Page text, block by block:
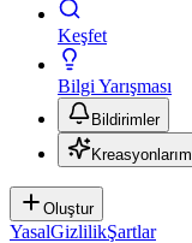
Keşfet
Bilgi Yarışması
Bildirimler
Kreasyonlarım
Oluştur
YasalGizlilikŞartlar